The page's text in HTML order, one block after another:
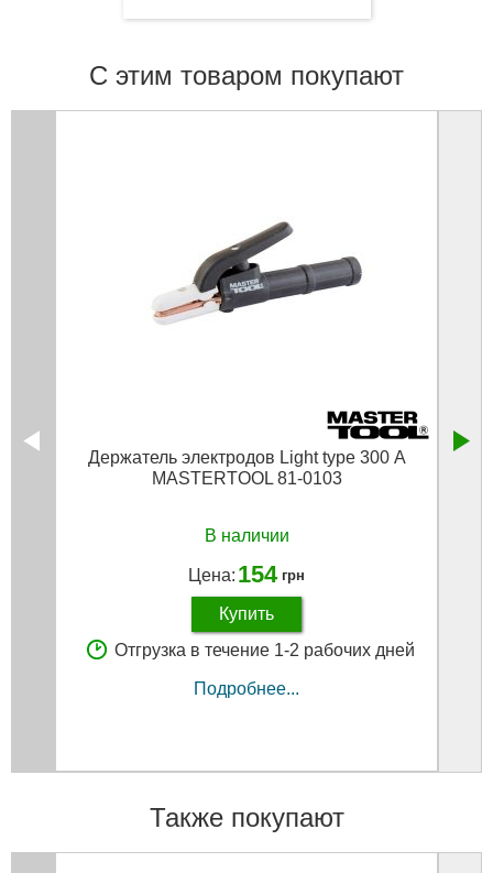
С этим товаром покупают
Держатель электродов Light type 300 А
MASTERTOOL 81-0103
В наличии
Цена: 154 грн
Купить
Отгрузка в течение 1-2 рабочих дней
Подробнее...
Также покупают